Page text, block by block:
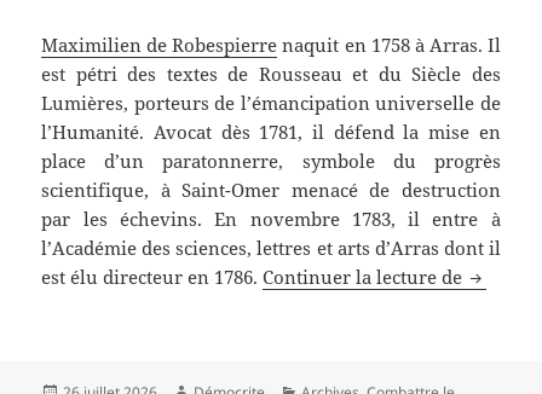
Maximilien de Robespierre naquit en 1758 à Arras. Il
est pétri des textes de Rousseau et du Siècle des
Lumières, porteurs de l’émancipation universelle de
l’Humanité. Avocat dès 1781, il défend la mise en
place d’un paratonnerre, symbole du progrès
scientifique, à Saint-Omer menacé de destruction
par les échevins. En novembre 1783, il entre à
l’Académie des sciences, lettres et arts d’Arras dont il
est élu directeur en 1786.Continuer la lecture de